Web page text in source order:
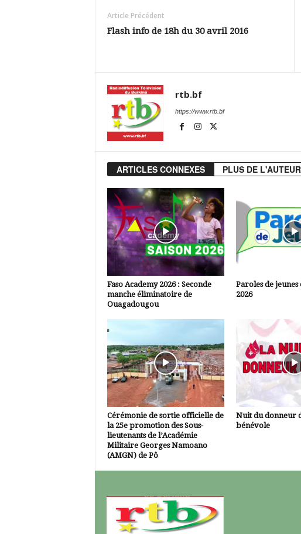
Article Précédent
Flash info de 18h du 30 avril 2016
rtb.bf
https://www.rtb.bf
ARTICLES CONNEXES PLUS DE L'AUTEUR
Faso Academy 2026 : Seconde
manche éliminatoire de
Ouagadougou
Paroles de jeunes
2026
Cérémonie de sortie officielle de
la 25e promotion des Sous-
lieutenants de l’Académie
Militaire Georges Namoano
(AMGN) de Pô
Nuit du donneur
bénévole